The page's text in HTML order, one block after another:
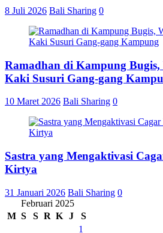
8 Juli 2026 Bali Sharing 0
Ramadhan di Kampung
Kaki Susuri Gang-gang
10 Maret 2026 Bali Sharing 0
Sastra yang Mengaktivasi
Kirtya
31 Januari 2026 Bali Sharing 0
Februari 2025
M S S R K J
S
1